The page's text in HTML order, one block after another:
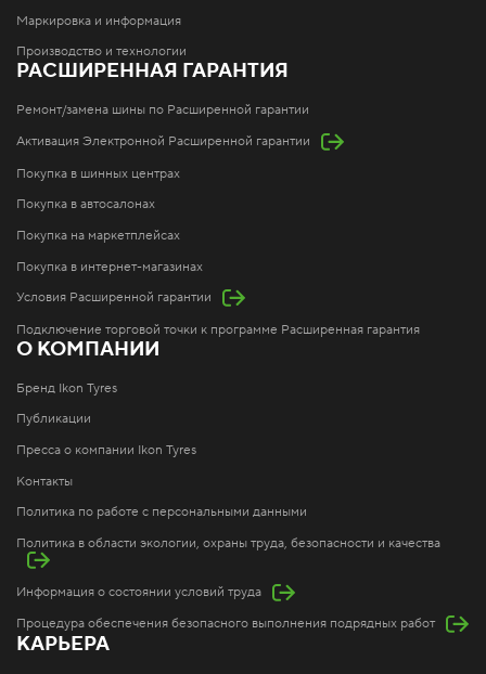
Маркировка и информация
Производство и технологии
РАСШИРЕННАЯ ГАРАНТИЯ
Ремонт/замена шины по Расширенной гарантии
Активация Электронной Расширенной гарантии
Покупка в шинных центрах
Покупка в автосалонах
Покупка на маркетплейсах
Покупка в интернет-магазинах
Условия Расширенной гарантии
Подключение торговой точки к программе Расширенная гарантия
О КОМПАНИИ
Бренд Ikon Tyres
Публикации
Пресса о компании Ikon Tyres
Контакты
Политика по работе с персональными данными
Политика в области экологии, охраны труда, безопасности и качества
Информация о состоянии условий труда
Процедура обеспечения безопасного выполнения подрядных работ
КАРЬЕРА